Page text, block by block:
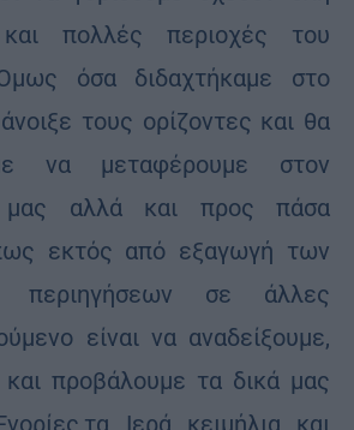
πολλές περιοχές του
όσα διδαχτήκαμε στο
τους ορίζοντες και θα
να μεταφέρουμε στον
μας αλλά και προς πάσα
εκτός από εξαγωγή των
περιηγήσεων σε άλλες
είναι να αναδείξουμε,
προβάλουμε τα δικά μας